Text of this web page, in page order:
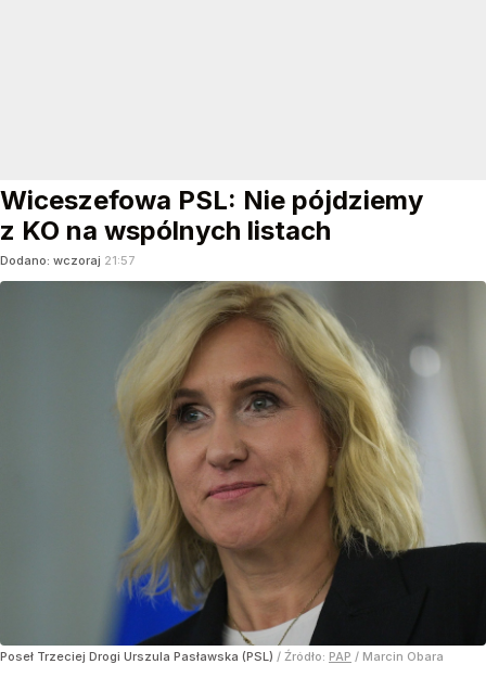
Wiceszefowa PSL: Nie pójdziemy
z KO na wspólnych listach
Dodano: wczoraj 21:57
Poseł Trzeciej Drogi Urszula Pasławska (PSL) / Źródło: PAP / Marcin Obara